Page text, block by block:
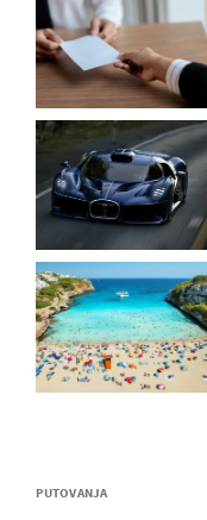
PUTOVANJA